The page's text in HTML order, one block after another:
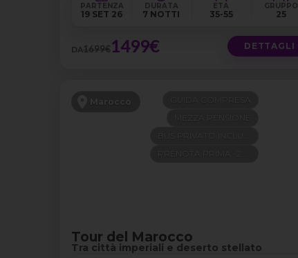
PARTENZA
19 SET 26
DURATA
7 NOTTI
ETÀ
35-55
GRUPPO
25
DA1699€1499€ DETTAGLI
Marocco
Tour del Marocco
Tra città imperiali e deserto stellato